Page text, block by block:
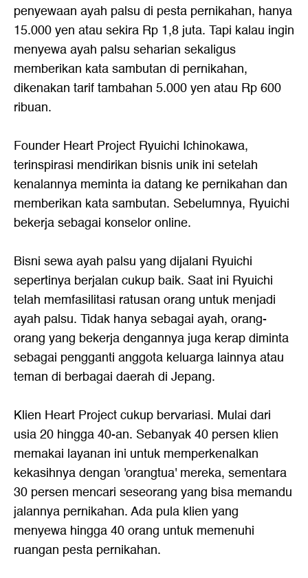
penyewaan ayah palsu di pesta pernikahan, hanya
15.000 yen atau sekira Rp 1,8 juta. Tapi kalau ingin
menyewa ayah palsu seharian sekaligus
memberikan kata sambutan di pernikahan,
dikenakan tarif tambahan 5.000 yen atau Rp 600
ribuan.
Founder Heart Project Ryuichi Ichinokawa,
terinspirasi mendirikan bisnis unik ini setelah
kenalannya meminta ia datang ke pernikahan dan
memberikan kata sambutan. Sebelumnya, Ryuichi
bekerja sebagai konselor online.
Bisni sewa ayah palsu yang dijalani Ryuichi
sepertinya berjalan cukup baik. Saat ini Ryuichi
telah memfasilitasi ratusan orang untuk menjadi
ayah palsu. Tidak hanya sebagai ayah, orang-
orang yang bekerja dengannya juga kerap diminta
sebagai pengganti anggota keluarga lainnya atau
teman di berbagai daerah di Jepang.
Klien Heart Project cukup bervariasi. Mulai dari
usia 20 hingga 40-an. Sebanyak 40 persen klien
memakai layanan ini untuk memperkenalkan
kekasihnya dengan 'orangtua' mereka, sementara
30 persen mencari seseorang yang bisa memandu
jalannya pernikahan. Ada pula klien yang
menyewa hingga 40 orang untuk memenuhi
ruangan pesta pernikahan.